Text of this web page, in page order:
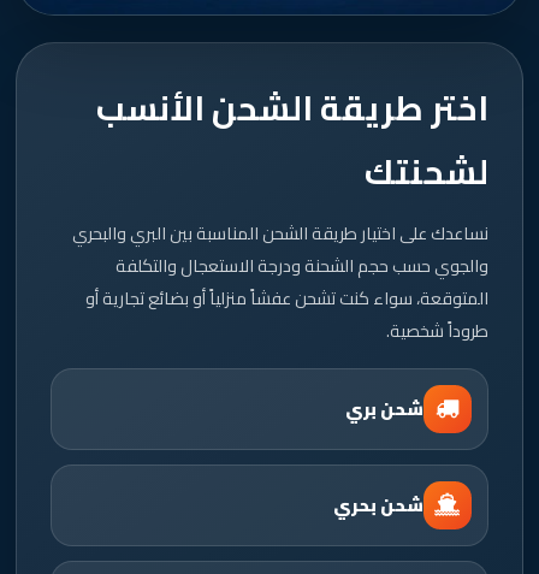
اختر طريقة الشحن الأنسب
لشحنتك
نساعدك على اختيار طريقة الشحن المناسبة بين البري والبحري
والجوي حسب حجم الشحنة ودرجة الاستعجال والتكلفة
المتوقعة، سواء كنت تشحن عفشاً منزلياً أو بضائع تجارية أو
طروداً شخصية.
شحن بري
شحن بحري